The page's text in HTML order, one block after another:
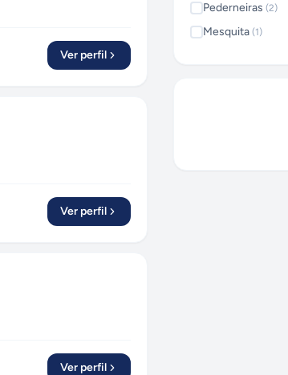
Ver perfil
Ver perfil
Ver perfil
Pederneiras (2)
Mesquita (1)